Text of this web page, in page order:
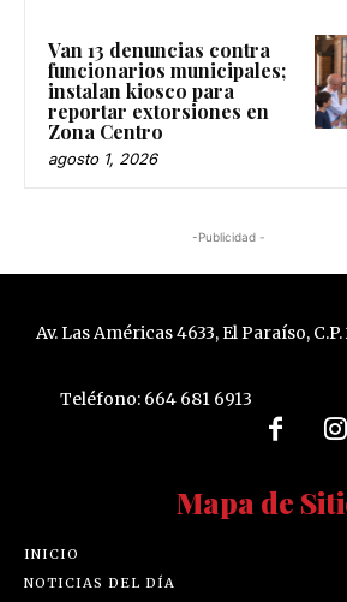
Van 13 denuncias contra
funcionarios municipales;
instalan kiosco para
reportar extorsiones en
Zona Centro
agosto 1, 2026
-Publicidad -
Av. Las Américas 4633, El Paraíso,
Teléfono: 664 681 6913
Mapa de
INICIO
NOTICIAS DEL DÍA